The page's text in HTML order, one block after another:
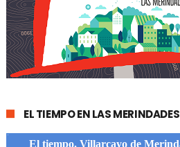
EL TIEMPO EN LAS MERINDADES